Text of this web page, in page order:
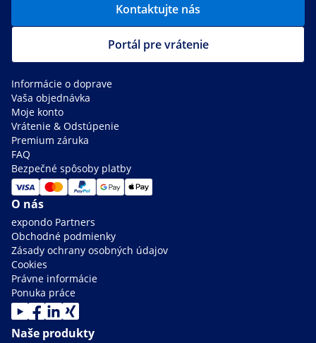
Kontaktujte nás
Portál pre vrátenie
Informácie o doprave
Vaša objednávka
Moje konto
Vrátenie & Odstúpenie
Premium záruka
FAQ
Bezpečné spôsoby platby
O nás
expondo Partners
Obchodné podmienky
Zásady ochrany osobných údajov
Cookies
Právne informácie
Ponuka práce
Naše produkty